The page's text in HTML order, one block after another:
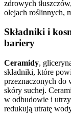
zdrowych
olejach roślinnych,
Składniki i
bariery
Ceramidy,
składniki, które
przeznaczonych do
skóry suchej.
w odbudowie i
redukują utratę